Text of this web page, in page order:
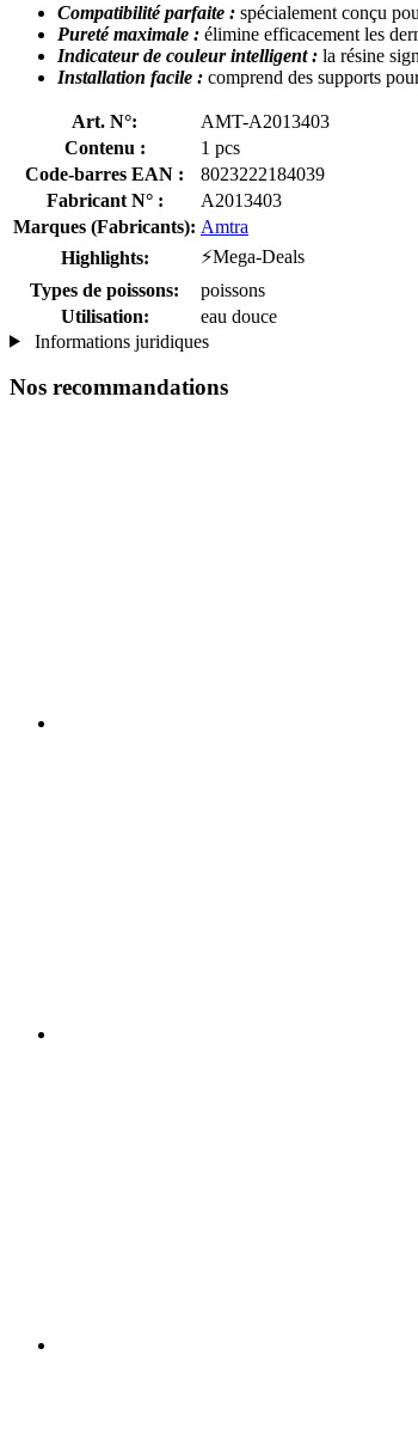
Compatibilité parfaite : spécialement conçu
Pureté maximale : élimine efficacement les
Indicateur de couleur intelligent : la résine
Installation facile : comprend des supports
Art. N°:
AMT-A2013403
Contenu :
1 pcs
Code-barres EAN :
8023222184039
Fabricant N° :
A2013403
Marques (Fabricants): Amtra
Highlights:
⚡Mega-Deals
Types de poissons:
poissons
Utilisation:
eau douce
Informations juridiques
Nos recommandations